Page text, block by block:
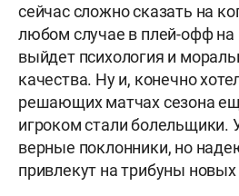
сейчас сложно сказать на
любом случае в плей-офф на
выйдет психология и
качества. Ну и, конечно
решающих матчах сезона
игроком стали болельщики.
верные поклонники, но
привлекут на трибуны новых